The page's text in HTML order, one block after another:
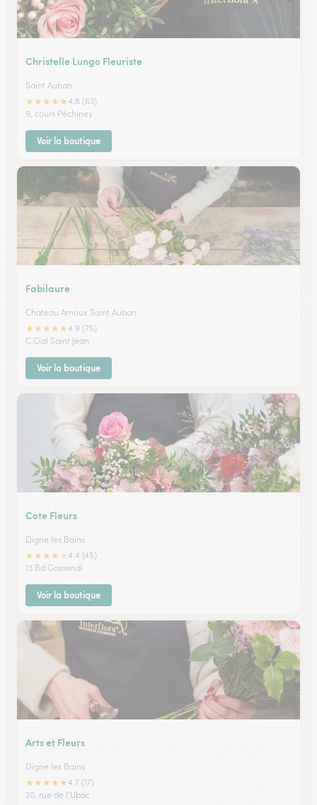
Christelle Lungo Fleuriste
Saint Auban
★★★★★4.8 (63)
9, cours Péchiney
Voir la boutique
Fabilaure
Chateau Arnoux Saint Auban
★★★★★4.9 (75)
C.Cial Saint Jean
Voir la boutique
Cote Fleurs
Digne les Bains
★★★★
4.4 (45)
13 Bd Gassendi
Voir la boutique
Arts et Fleurs
Digne les Bains
★★★★★4.7 (17)
20, rue de l'Ubac